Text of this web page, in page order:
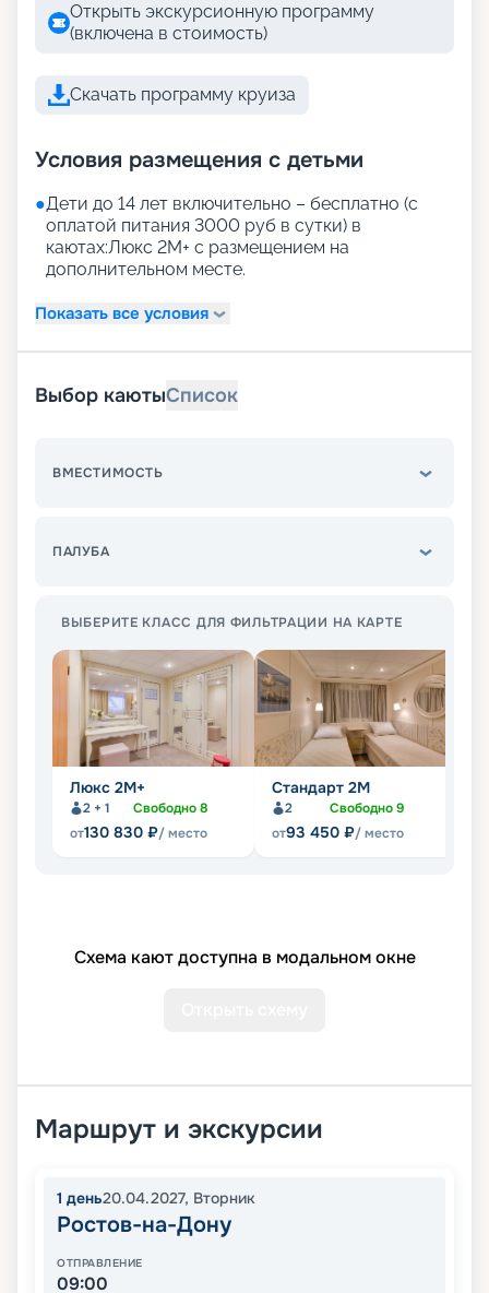
Открыть экскурсионную программу
(включена в стоимость)
Скачать программу круиза
Условия размещения с детьми
●Дети до 14 лет включительно – бесплатно (с
оплатой питания 3000 руб в сутки) в
каютах:Люкс 2М+ с размещением на
дополнительном месте.
Показать все условия
Выбор каютыСписок
ВМЕСТИМОСТЬ
ПАЛУБА
ВЫБЕРИТЕ КЛАСС ДЛЯ ФИЛЬТРАЦИИ НА КАРТЕ
Люкс 2М+
2 + 1 Свободно8
от130 830 ₽/ место
Стандарт 2M
2 Свободно9
от93 450 ₽/ место
Схема кают доступна в модальном окне
Маршрут и экскурсии
1 день20.04.2027, Вторник
Ростов-на-Дону
ОТПРАВЛЕНИЕ
09:00